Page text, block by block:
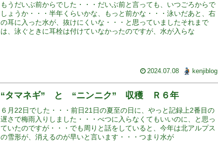
もうだいぶ前からでした・・・だいぶ前と言っても、いつごろからで
しょうか・・・半年くらいかな、もっと前かな・・・泳いだあと、右
の耳に入った水が、抜けにくいな・・・と思っていましたそれまで
は、泳ぐときに耳栓は付けていなかったのですが、水が入らな
2024.07.08 kenjiblog
“タマネギ” と “ニンニク” 収穫 Ｒ６年
６月22日でした・・・前日21日の夏至の日に、やっと記録上2番目の
遅さで梅雨入りしました・・・べつに入らなくてもいいのに、と思っ
ていたのですが・・・でも周りと話をしていると、今年は北アルプス
の雪形が、消えるのが早いと言います・・・つまり水が